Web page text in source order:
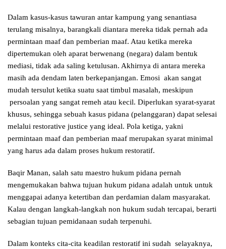
Dalam kasus-kasus tawuran antar kampung yang senantiasa
terulang misalnya, barangkali diantara mereka tidak pernah ada
permintaan maaf dan pemberian maaf. Atau ketika mereka
dipertemukan oleh aparat berwenang (negara) dalam bentuk
mediasi, tidak ada saling ketulusan. Akhirnya di antara mereka
masih ada dendam laten berkepanjangan. Emosi akan sangat
mudah tersulut ketika suatu saat timbul masalah, meskipun
persoalan yang sangat remeh atau kecil. Diperlukan syarat-syarat
khusus, sehingga sebuah kasus pidana (pelanggaran) dapat selesai
melalui restorative justice yang ideal. Pola ketiga, yakni
permintaan maaf dan pemberian maaf merupakan syarat minimal
yang harus ada dalam proses hukum restoratif.
Baqir Manan, salah satu maestro hukum pidana pernah
mengemukakan bahwa tujuan hukum pidana adalah untuk untuk
menggapai adanya ketertiban dan perdamian dalam masyarakat.
Kalau dengan langkah-langkah non hukum sudah tercapai, berarti
sebagian tujuan pemidanaan sudah terpenuhi.
Dalam konteks cita-cita keadilan restoratif ini sudah selayaknya,